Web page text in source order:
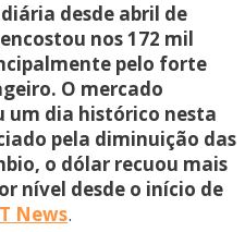
desde abril de
nos 172 mil
pelo forte
O mercado
um dia histórico nesta
pela diminuição das
o dólar recuou mais
nível desde o início de
News.